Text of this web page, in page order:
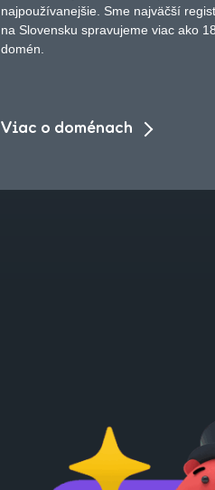
najpoužívanejšie. Sme najväčší
na Slovensku spravujeme viac ako
domén.
Viac o doménach